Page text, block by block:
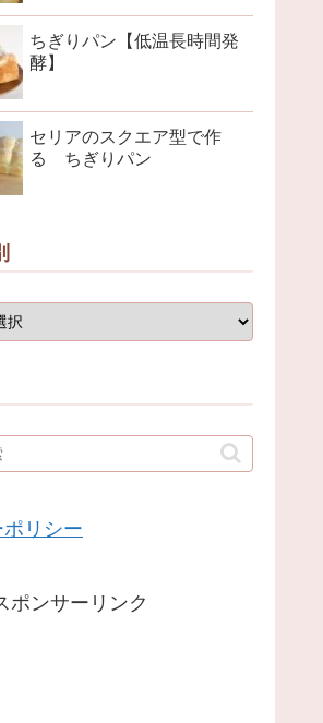
ちぎりパン【低温長時間発
酵】
セリアのスクエア型で作
る ちぎりパン
リシー
ポンサーリンク